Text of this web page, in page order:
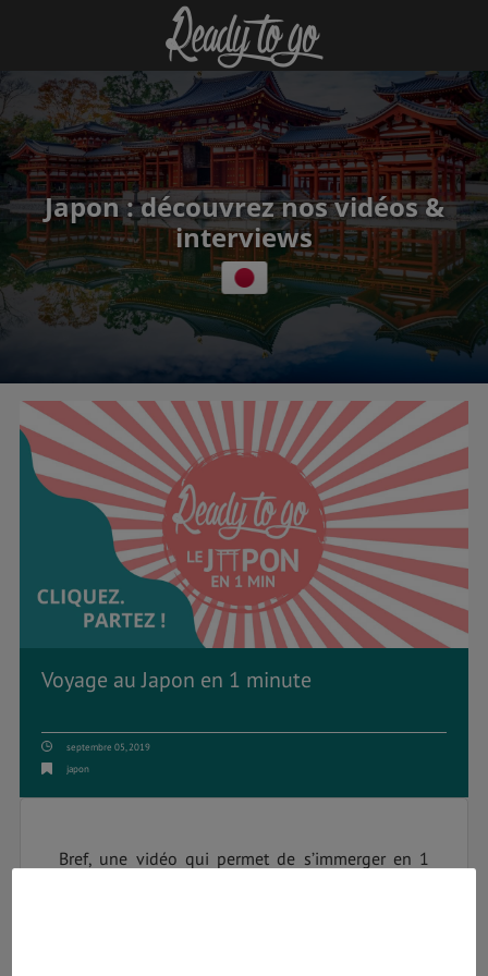
Japon : découvrez nos vidéos &
interviews
Voyage au Japon en 1 minute
septembre 05, 2019
japon
Bref, une vidéo qui permet de s’immerger en 1